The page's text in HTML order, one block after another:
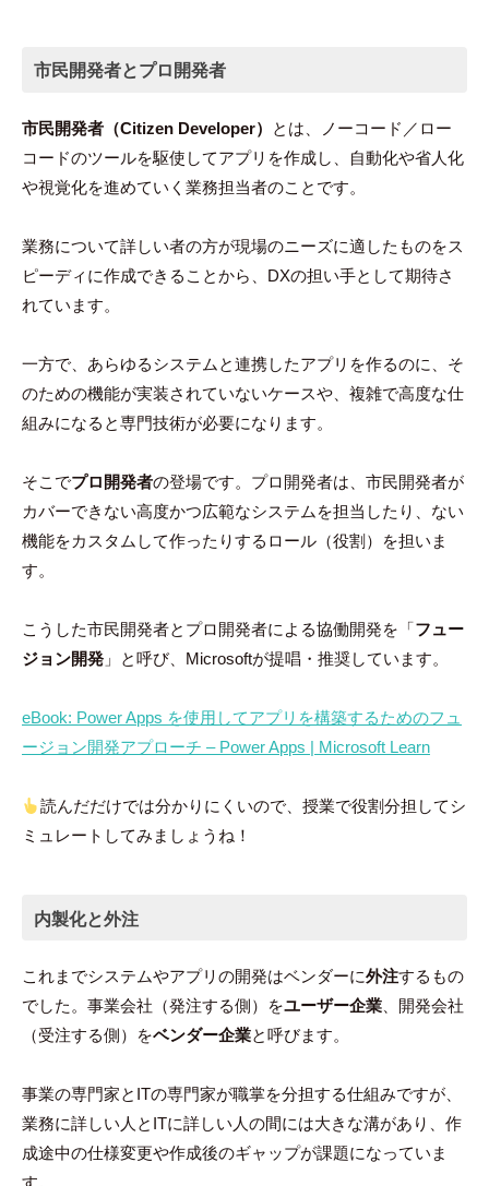
市民開発者とプロ開発者
市民開発者（Citizen Developer）
とは、ノーコード／ロー
コードのツールを駆使してアプリを作成し、自動化や省人化
や視覚化を進めていく業務担当者のことです。
業務について詳しい者の方が現場のニーズに適したものをス
ピーディに作成できることから、DXの担い手として期待さ
れています。
一方で、あらゆるシステムと連携したアプリを作るのに、そ
のための機能が実装されていないケースや、複雑で高度な仕
組みになると専門技術が必要になります。
そこでプロ開発者の登場です。プロ開発者は、市民開発者が
カバーできない高度かつ広範なシステムを担当したり、ない
機能をカスタムして作ったりするロール（役割）を担いま
す。
こうした市民開発者とプロ開発者による協働開発を「フュー
ジョン開発 」と呼び、Microsoftが提唱・推奨しています。
eBook: Power Apps を使用してアプリを構築するためのフュ
ージョン開発アプローチ – Power Apps | Microsoft Learn
読んだだけでは分かりにくいので、授業で役割分担してシ
ミュレートしてみましょうね！
内製化と外注
これまでシステムやアプリの開発はベンダーに外注するもの
でした。事業会社（発注する側）をユーザー企業、開発会社
（受注する側）をベンダー企業と呼びます。
事業の専門家とITの専門家が職掌を分担する仕組みですが、
業務に詳しい人とITに詳しい人の間には大きな溝があり、作
成途中の仕様変更や作成後のギャップが課題になっていま